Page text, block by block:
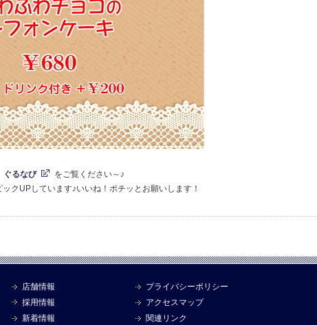
ぐるなび
をご覧ください～♪
ックUPしています♪いいね！ポチッとお願いします！
店舗情報
採用情報
新着情報
プライバシーポリシー
アクセスマップ
関連リンク